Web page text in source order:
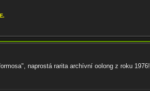
naprostá rarita archívní oolong z roku 1976!